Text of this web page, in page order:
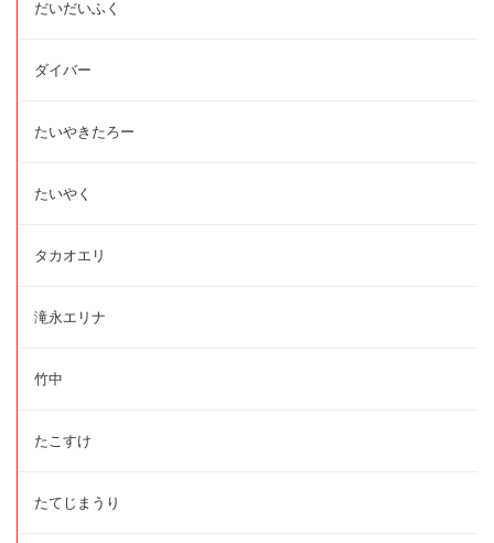
だいだいふく
ダイバー
たいやきたろー
たいやく
タカオエリ
滝永エリナ
竹中
たこすけ
たてじまうり